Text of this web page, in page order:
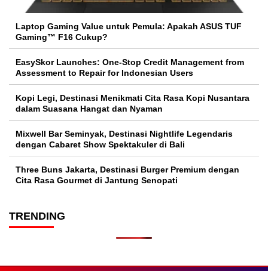
Laptop Gaming Value untuk Pemula: Apakah ASUS TUF
Gaming™ F16 Cukup?
EasySkor Launches: One-Stop Credit Management from
Assessment to Repair for Indonesian Users
Kopi Legi, Destinasi Menikmati Cita Rasa Kopi Nusantara
dalam Suasana Hangat dan Nyaman
Mixwell Bar Seminyak, Destinasi Nightlife Legendaris
dengan Cabaret Show Spektakuler di Bali
Three Buns Jakarta, Destinasi Burger Premium dengan
Cita Rasa Gourmet di Jantung Senopati
TRENDING